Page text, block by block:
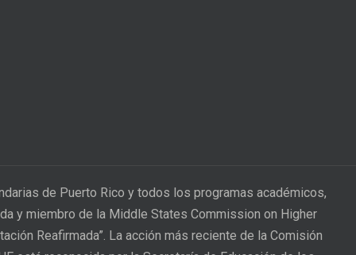
de Puerto Rico y todos los programas académicos,
y miembro de la Middle States Commission on Higher
Reafirmada”. La acción más reciente de la Comisión